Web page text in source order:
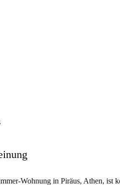
Wohnung in Piräus, Athen, ist